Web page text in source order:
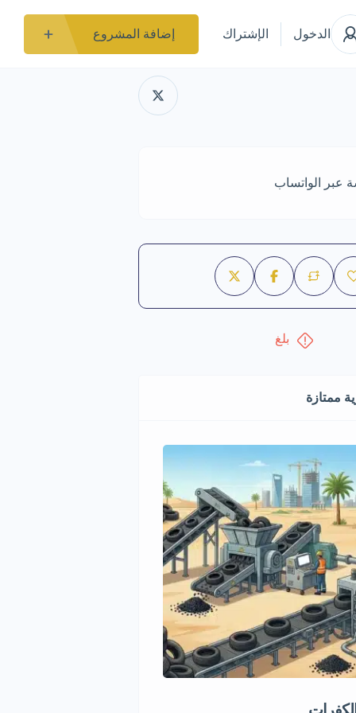
الدخول الإشتراك إضافة المشروع
عبر الواتساب
بلغ
ممتازة